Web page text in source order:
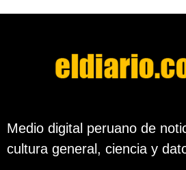
Medio digital peruano de
cultura general, ciencia y